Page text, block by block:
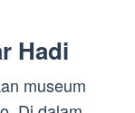
Hadi
museum